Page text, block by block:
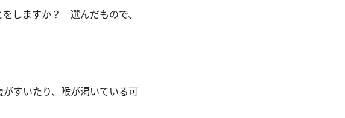
しますか？ 選んだもので、
すいたり、喉が渇いている可